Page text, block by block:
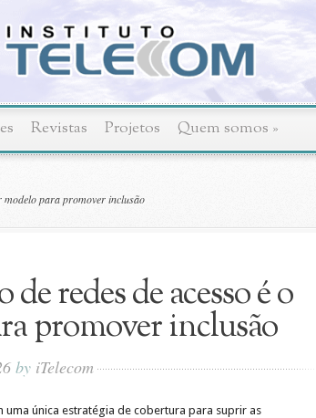
Revistas Projetos Quem somos »
modelo para promover inclusão
redes de acesso é o
promover inclusão
by iTelecom
uma única estratégia de cobertura para suprir as